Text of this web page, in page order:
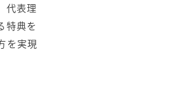
代表理
特典を
を実現